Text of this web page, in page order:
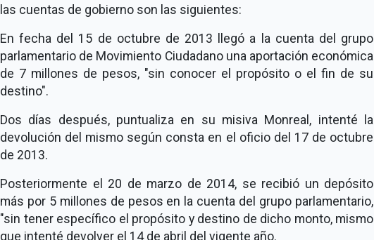
las cuentas de gobierno son las siguientes:
En fecha del 15 de octubre de 2013 llegó a la cuenta del grupo
parlamentario de Movimiento Ciudadano una aportación económica
de 7 millones de pesos, "sin conocer el propósito o el fin de su
destino".
Dos días después, puntualiza en su misiva Monreal, intenté la
devolución del mismo según consta en el oficio del 17 de octubre
de 2013.
Posteriormente el 20 de marzo de 2014, se recibió un depósito
más por 5 millones de pesos en la cuenta del grupo parlamentario,
"sin tener específico el propósito y destino de dicho monto, mismo
que intenté devolver el 14 de abril del vigente año.